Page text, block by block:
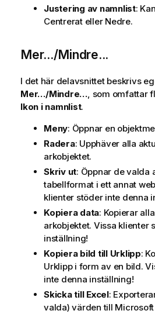
Justering av namnlist:
Centrerat eller Nedre.
Mer.../Mindre...
I det här delavsnittet beskrivs
Mer…/Mindre…, som omfattar
Ikon i namnlist.
Meny: Öppnar en
Radera: Upphäver alla
arkobjektet.
Skriv ut: Öppnar de valda
tabellformat i ett annat
klienter stöder inte denna
Kopiera data: Kopierar
arkobjektet. Vissa klienter
inställning!
Kopiera bild till Urklipp:
Urklipp i form av en bild.
inte denna inställning!
Skicka till Excel:
valda) värden till